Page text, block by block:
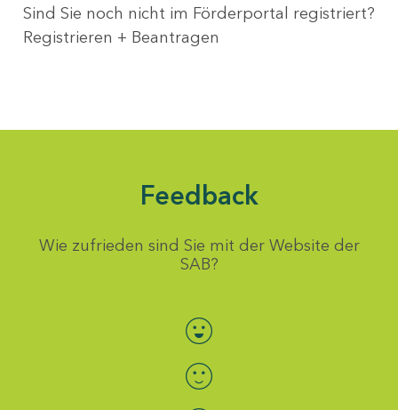
Sind Sie noch nicht im Förderportal registriert?
Registrieren + Beantragen
Feedback
Wie zufrieden sind Sie mit der Website der
SAB?
Bewertung auswählen